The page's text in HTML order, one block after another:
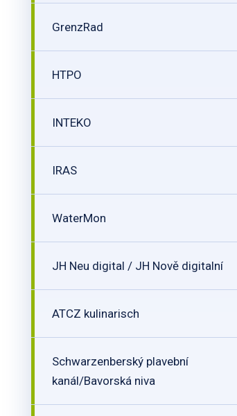
GrenzRad
HTPO
INTEKO
IRAS
WaterMon
JH Neu digital / JH Nově digitalní
ATCZ kulinarisch
Schwarzenberský plavební
kanál/Bavorská niva